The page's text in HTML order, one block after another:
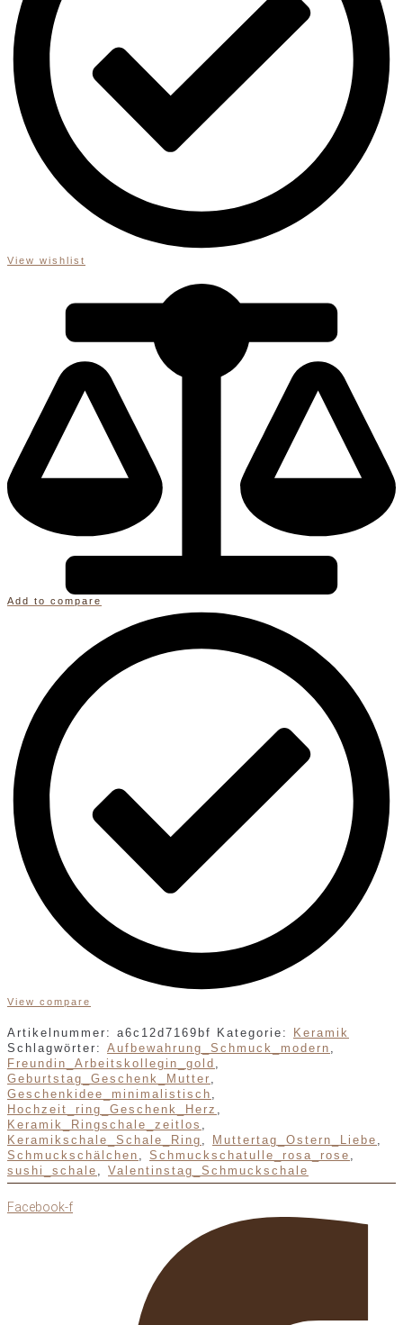
View wishlist
Add to compare
View compare
Artikelnummer: a6c12d7169bf Kategorie:
Keramik
Schlagwörter: Aufbewahrung_Schmuck_modern ,
Freundin_Arbeitskollegin_gold ,
Geburtstag_Geschenk_Mutter ,
Geschenkidee_minimalistisch ,
Hochzeit_ring_Geschenk_Herz ,
Keramik_Ringschale_zeitlos ,
Keramikschale_Schale_Ring , Muttertag_Ostern_Liebe ,
Schmuckschälchen , Schmuckschatulle_rosa_rose ,
sushi_schale , Valentinstag_Schmuckschale
Facebook-f